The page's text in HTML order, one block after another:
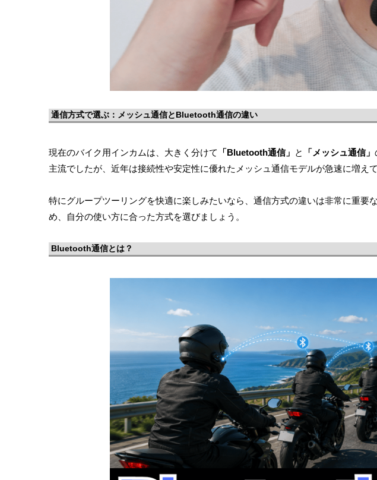
通信方式で選ぶ：メッシュ通信とBluetooth通信の違い
現在のバイク用インカムは、大きく分けて 「Bluetooth通信」 と 「メッシュ通信」
主流でしたが、近年は接続性や安定性に優れたメッシュ通信モデルが急速に増えて
特にグループツーリングを快適に楽しみたいなら、通信方式の違いは非常に重要
め、自分の使い方に合った方式を選びましょう。
Bluetooth通信とは？